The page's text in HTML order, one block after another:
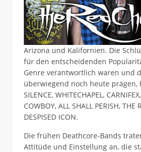
Arizona und Kalifornien. Die
für den entscheidenden
Genre verantwortlich waren und
überwiegend noch heute prägen,
SILENCE, WHITECHAPEL,
COWBOY, ALL SHALL PERISH, THE
DESPISED ICON.
Die frühen Deathcore-Bands
Attitüde und Einstellung an, die